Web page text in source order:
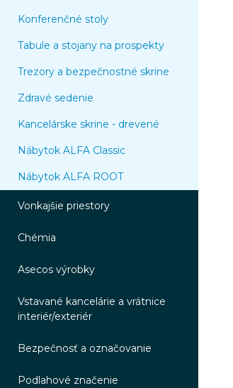
Konferenčné stoly
Tabule a stojany na prospekty
Trezory a bezpečnostné skrine
Zdravé sedenie
Kancelárske skrine - drevené
Nábytok ALFA Classic
Nábytok ALFA ROOT
Vonkajšie priestory
Chémia
Asecos výrobky
Vstavané kancelárie a vrátnice
interiér/exteriér
Bezpečnosť a označovanie
Podlahové značenie